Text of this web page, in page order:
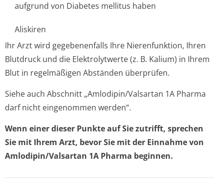
aufgrund von Diabetes mellitus haben
Aliskiren
Ihr Arzt wird gegebenenfalls Ihre Nierenfunktion, Ihren
Blutdruck und die Elektrolytwerte (z. B. Kalium) in Ihrem
Blut in regelmäßigen Abständen überprüfen.
Siehe auch Abschnitt „Amlodipin/Val­sartan 1A Pharma
darf nicht eingenommen werden“.
Wenn einer dieser Punkte auf Sie zutrifft, sprechen
Sie mit Ihrem Arzt, bevor Sie mit der Einnahme von
Amlodipin/Valsartan 1A Pharma beginnen.